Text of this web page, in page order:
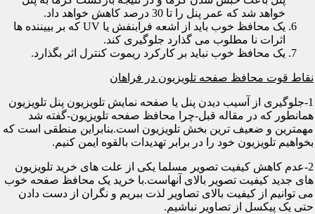
خواهد شد که عمر پنل را تا 30 درصد کاهش خواهد داد.
یک محافظ خوب باید از اشعه فرابنفش یا UV که بر بییننده ها
اثرات نا مطلوب می گذارد جلوگیری کند.
یک محافظ خوب نباید بر کارکرد ریموت کنترل اثر بگذارد.
نقاط قوت محافظ صفحه تلویزیون در فراهان
1-جلوگیری از آسیب دیدن پنل یا صفحه نمایش تلویزیون پنل تلویزیون
همانطور که در مقاله قبل-چرا محافظ صفحه تلویزیون-گفته شد
مهمترین و ضعیف ترین بخش تلویزیون است.بنابراین منطقی است که
بخواهیم تلویزیون خود را در برابر تهدیدات بالقوه ایمن کنیم.
2-عدم کاهش کیفیت تصویر مسلما یکی از علت های خرید تلویزیون
های جدید کیفیت تصویر بالای آنهاست.با خرید یک محافظ صفحه خوب
می توانیم از کیفیت بالای تصاویر لذت ببریم و نگران از دست دادن
حتی یک پیکسل از تصاویر نباشیم.